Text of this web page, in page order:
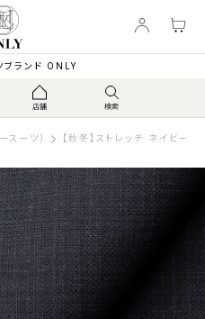
ブランド ONLY
スーツ) 【秋冬】ストレッチ ネイビー柄